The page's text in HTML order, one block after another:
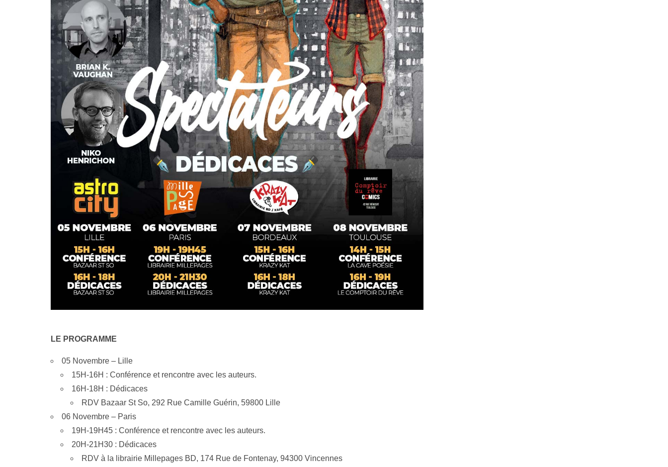
LE PROGRAMME
05 Novembre – Lille
15H-16H : Conférence et rencontre avec les auteurs.
16H-18H : Dédicaces
RDV Bazaar St So, 292 Rue Camille Guérin, 59800 Lille
06 Novembre – Paris
19H-19H45 : Conférence et rencontre avec les auteurs.
20H-21H30 : Dédicaces
RDV à la librairie Millepages BD, 174 Rue de Fontenay, 94300 Vincennes